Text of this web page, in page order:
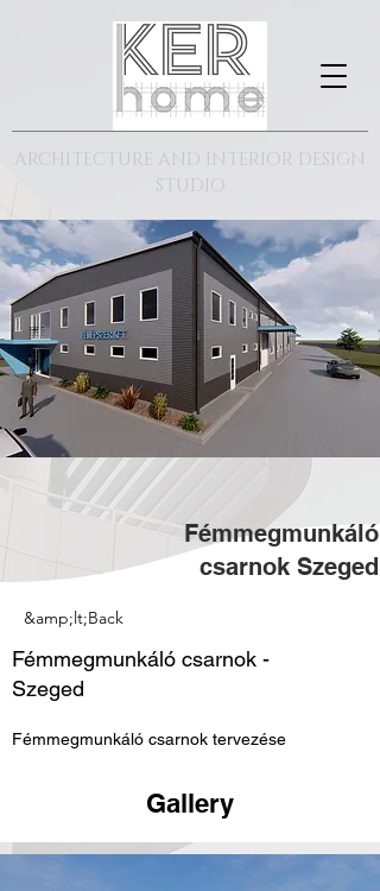
ARCHITECTURE AND INTERIOR DESIGN
STUDIO
Fémmegmunkáló
csarnok Szeged
&amp;lt;Back
Fémmegmunkáló csarnok -
Szeged
Fémmegmunkáló csarnok tervezése
Gallery